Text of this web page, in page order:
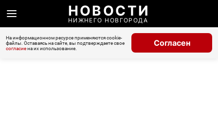
НОВОСТИ
НИЖНЕГО НОВГОРОДА
На информационном ресурсе применяются cookie-
файлы. Оставаясь на сайте, вы подтверждаете свое
согласиена их использование.
Согласен